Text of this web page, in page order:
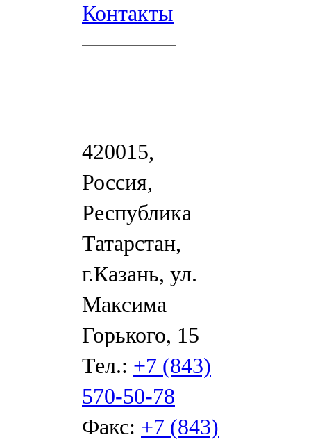
Контакты
420015,
Россия,
Республика
Татарстан,
г.Казань, ул.
Максима
Горького, 15
Тел.: +7 (843)
570-50-78
Факс: +7 (843)